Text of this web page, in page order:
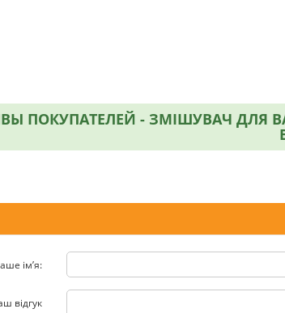
ПОКУПАТЕЛЕЙ - ЗМІШУВАЧ ДЛЯ
ім’я:
відгук